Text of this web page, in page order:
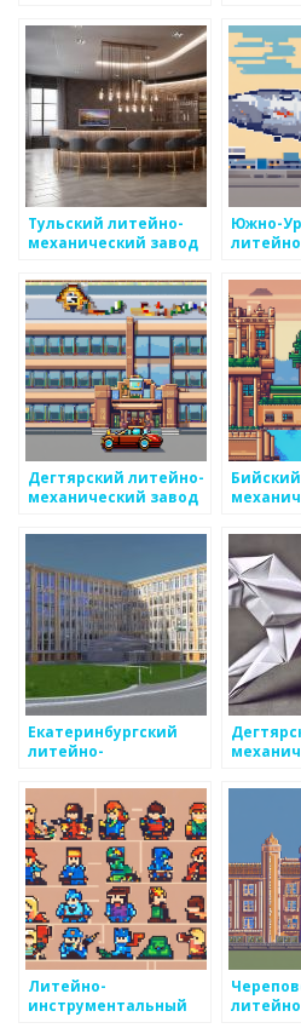
Тульский литейно-
механический завод
Южно-
Дегтярский литейно-
механический завод
Екатеринбургский
литейно-
Литейно-
инструментальный